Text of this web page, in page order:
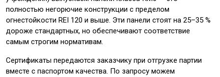
полностью негорючие конструкции с пределом
огнестойкости REI 120 и выше. Эти панели стоят на 25–35 %
дороже стандартных, но обеспечивают соответствие
самым строгим нормативам.
Сертификаты передаются заказчику при отгрузке партии
вместе с паспортом качества. По запросу можем